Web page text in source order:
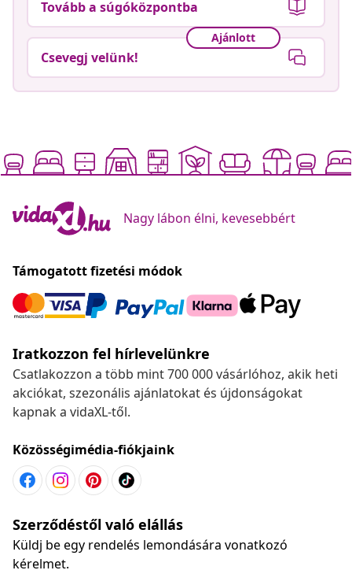
Tovább a súgóközpontba
Ajánlott
Csevegj velünk!
Nagy lábon élni, kevesebbért
Támogatott fizetési módok
Iratkozzon fel hírlevelünkre
Csatlakozzon a több mint 700 000 vásárlóhoz, akik heti
akciókat, szezonális ajánlatokat és újdonságokat
kapnak a vidaXL-től.
Közösségimédia-fiókjaink
Szerződéstől való elállás
Küldj be egy rendelés lemondására vonatkozó
kérelmet.